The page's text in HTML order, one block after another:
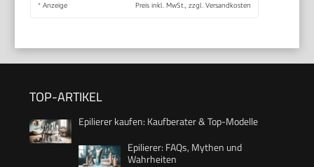
* Anzeige Preis inkl. MwSt., zzgl. Versandkosten
TOP-ARTIKEL
Epilierer kaufen: Kaufberater & Top-Modelle
Epilierer: FAQs, Mythen und
Wahrheiten